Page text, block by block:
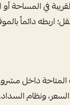
في المساحة
اربطه دائماً
داخل
ونظام